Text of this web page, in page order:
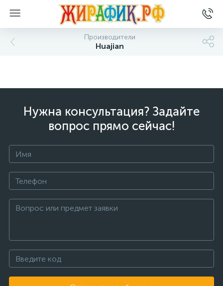
Производители
Huajian
Нужна консультация? Задайте
вопрос прямо сейчас!